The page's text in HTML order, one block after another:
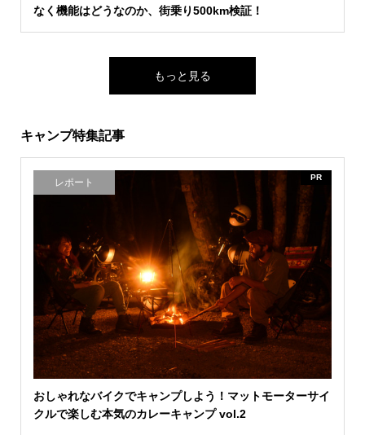
なく機能はどうなのか、街乗り500km検証！
もっと見る
キャンプ特集記事
レポート PR
おしゃれなバイクでキャンプしよう！マットモーターサイ
クルで楽しむ本気のカレーキャンプ vol.2